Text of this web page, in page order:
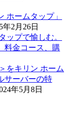
ホームタップ」
年2月26日
ップで愉しむ。
料金コース、購
をキリン ホーム
サーバーの特
年5月8日